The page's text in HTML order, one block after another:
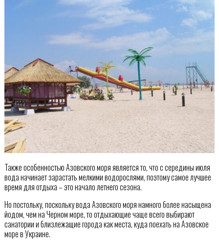
Также особенностью Азовского моря является то, что с середины июля
вода начинает зарастать мелкими водорослями, поэтому самое лучшее
время для отдыха – это начало летнего сезона.
Но постольку, поскольку вода Азовского моря намного более насыщена
йодом, чем на Черном море, то отдыхающие чаще всего выбирают
санатории и близлежащие города как места, куда поехать на Азовское
море в Украине.